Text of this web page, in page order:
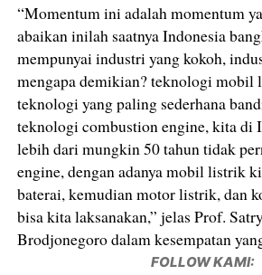
“Momentum ini adalah momentum
abaikan inilah saatnya Indonesia
mempunyai industri yang kokoh,
mengapa demikian? teknologi mobil
teknologi yang paling sederhana
teknologi combustion engine, kita di
lebih dari mungkin 50 tahun tidak
engine, dengan adanya mobil listrik
baterai, kemudian motor listrik, dan
bisa kita laksanakan,” jelas Prof.
Brodjonegoro dalam kesempatan
FOLLOW KAMI: